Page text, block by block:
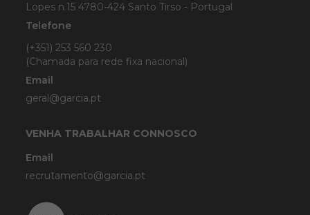
Lopes n.15 4780-424 Santo Tirso - Portugal
Telefone
(+351) 253 560 230
(Chamada para rede fixa nacional)
Email
geral@garcia.pt
VENHA TRABALHAR CONNOSCO
Email
recrutamento@garcia.pt